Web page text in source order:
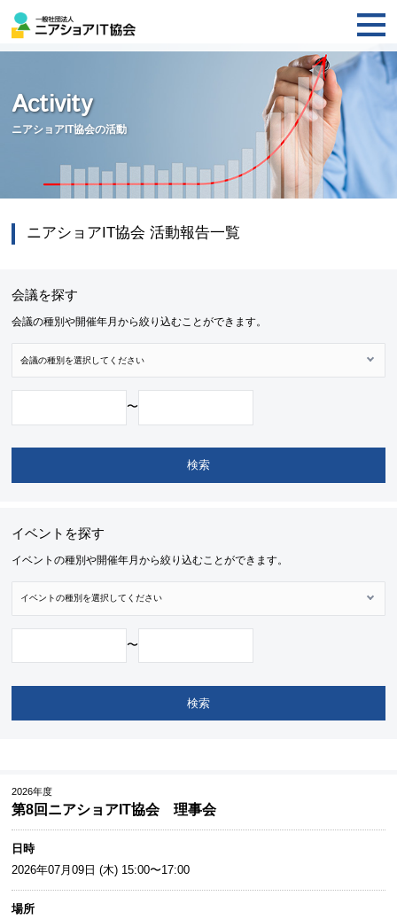
Activity
ニアショアIT協会の活動
ニアショアIT協会 活動報告一覧
会議を探す
会議の種別や開催年月から絞り込むことができます。
〜
イベントを探す
イベントの種別や開催年月から絞り込むことができます。
〜
2026年度
第8回ニアショアIT協会 理事会
日時
2026年07月09日 (木) 15:00〜17:00
場所